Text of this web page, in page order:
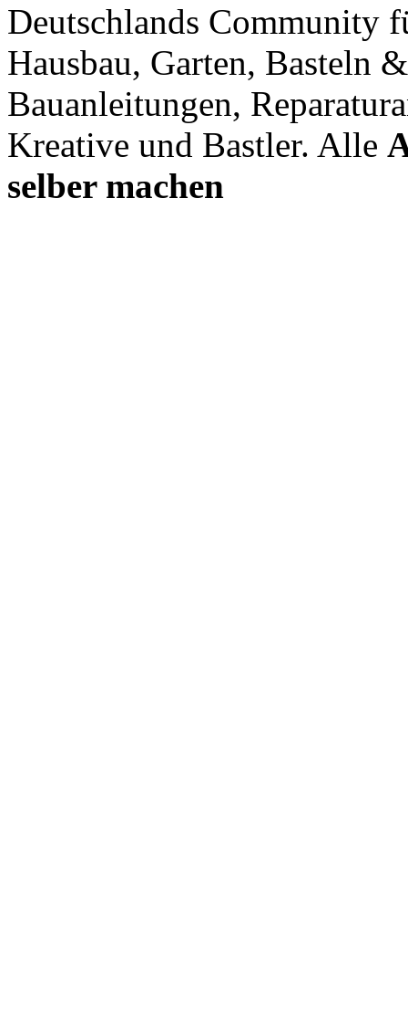
Deutschlands Community
Hausbau, Garten, Basteln
Bauanleitungen,
Kreative und Bastler. Alle
selber machen